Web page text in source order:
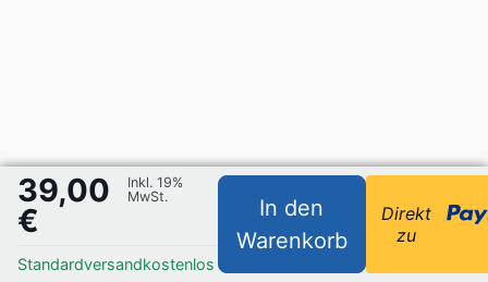
39,00
€
Inkl. 19%
MwSt.
Standardversandkostenlos
In den
Warenkorb
Direkt
zu